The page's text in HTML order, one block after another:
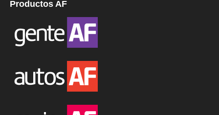
Productos AF